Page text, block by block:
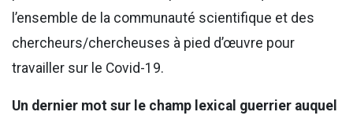
l’ensemble de la communauté scientifique et des
chercheurs/chercheuses à pied d’œuvre pour
travailler sur le Covid-19.
Un dernier mot sur le champ lexical guerrier auquel